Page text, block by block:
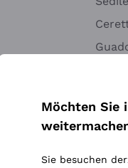
Ca'
Möchten Sie
Sie besuchen